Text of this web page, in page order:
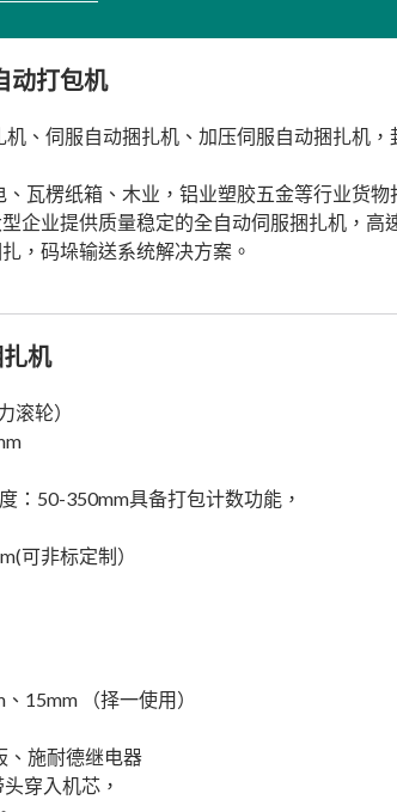
动打包机
、伺服自动捆扎机、加压伺服自动捆扎机
瓦楞纸箱、木业，铝业塑胶五金等行业货物
企业提供质量稳定的全自动伺服捆扎机，高
，码垛输送系统解决方案。
机
滚轮）
：50-350mm具备打包计数功能，
可非标定制）
15mm （择一使用）
、施耐德继电器
穿入机芯，